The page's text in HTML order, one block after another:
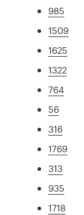
985
1509
1625
1322
764
56
316
1769
313
935
1718